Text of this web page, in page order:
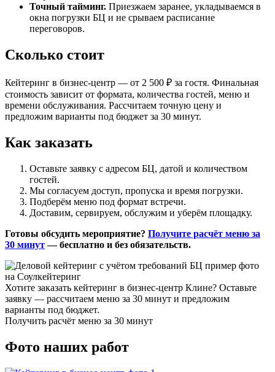
Точный тайминг. Приезжаем заранее, укладываемся в
окна погрузки БЦ и не срываем расписание
переговоров.
Сколько стоит
Кейтеринг в бизнес-центр — от 2 500 ₽ за гостя. Финальная
стоимость зависит от формата, количества гостей, меню и
времени обслуживания. Рассчитаем точную цену и
предложим варианты под бюджет за 30 минут.
Как заказать
Оставьте заявку с адресом БЦ, датой и количеством
гостей.
Мы согласуем доступ, пропуска и время погрузки.
Подберём меню под формат встречи.
Доставим, сервируем, обслужим и уберём площадку.
Готовы обсудить мероприятие? Получите расчёт меню за
30 минут— бесплатно и без обязательств.
Хотите заказать кейтеринг в бизнес-центр Клине? Оставьте
заявку — рассчитаем меню за 30 минут и предложим
варианты под бюджет.
Получить расчёт меню за 30 минут
Фото наших работ